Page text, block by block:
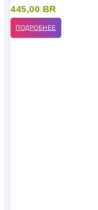
445,00 BR
ПОДРОБНЕЕ